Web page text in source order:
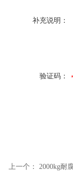
补充说明：
验证码：
上一个： 2000kg耐